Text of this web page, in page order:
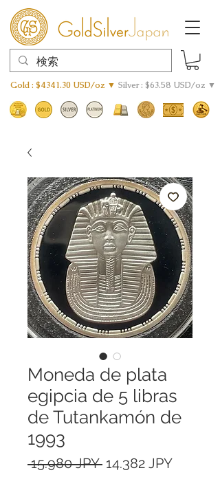
Gold : $4341.30 USD/oz ▼ Silver : $63.58 USD/oz ▼
Moneda de plata
egipcia de 5 libras
de Tutankamón de
1993
15.980 JPY Precio
14.382 JPYPrecio